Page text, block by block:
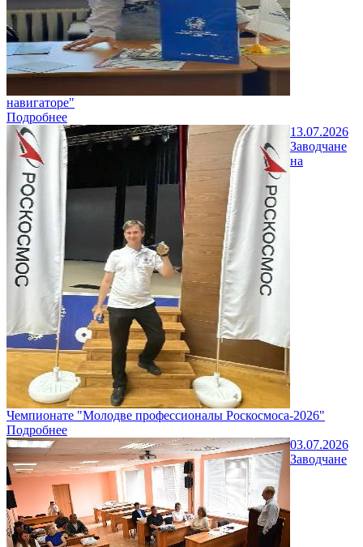
навигаторе"
Подробнее
13.07.2026
Заводчане
на
Чемпионате "Молодве профессионалы Роскосмоса-2026"
Подробнее
03.07.2026
Заводчане